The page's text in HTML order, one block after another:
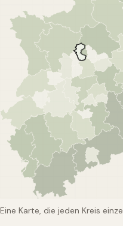
Eine Karte, die jeden Kreis